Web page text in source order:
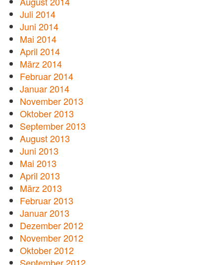
Juli 2014
Juni 2014
Mai 2014
April 2014
März 2014
Februar 2014
Januar 2014
November 2013
Oktober 2013
September 2013
August 2013
Juni 2013
Mai 2013
April 2013
März 2013
Februar 2013
Januar 2013
Dezember 2012
November 2012
Oktober 2012